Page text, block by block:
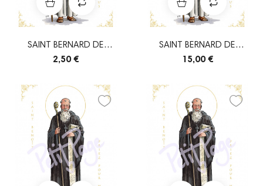
SAINT BERNARD DE
CLAIRVAUX
2,50 €
SAINT BERNARD DE
CLAIRVAUX
15,00 €